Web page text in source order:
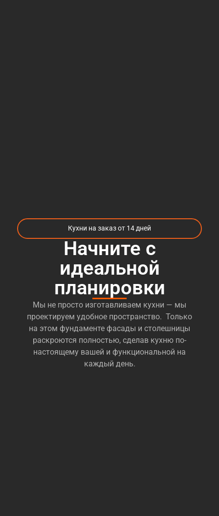
Кухни на заказ от 14 дней
Начните с
идеальной
планировки
Мы не просто изготавливаем кухни — мы
проектируем удобное пространство. Только
на этом фундаменте фасады и столешницы
раскроются полностью, сделав кухню по-
настоящему вашей и функциональной на
каждый день.